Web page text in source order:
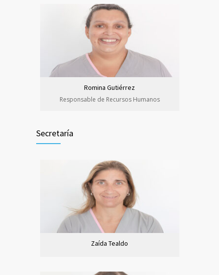
Romina Gutiérrez
Responsable de Recursos Humanos
Secretaría
Zaída Tealdo